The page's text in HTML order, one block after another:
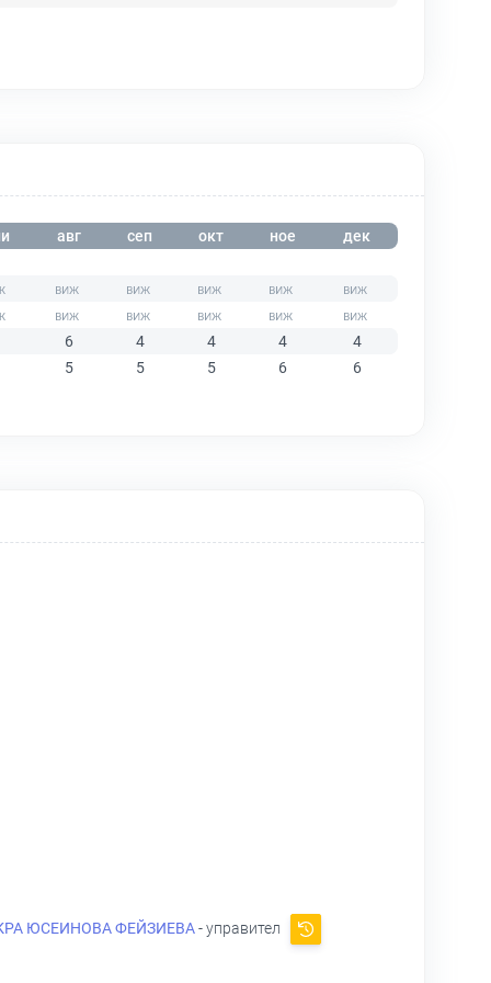
авг сеп окт ное дек
6 4 4 4
4
5
5 5 6 6
ЮСЕИНОВА ФЕЙЗИЕВА- управител